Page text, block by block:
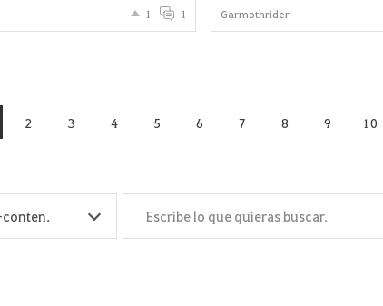
1 1 Garmothrider
2 3 4 5 6 7 8 9 10